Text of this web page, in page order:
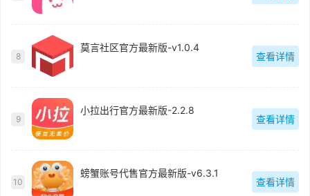
8
莫言社区官方最新版-v1.0.4
查看详情
9
小拉出行官方最新版-2.2.8
查看详情
10
螃蟹账号代售官方最新版-v6.3.1
查看详情